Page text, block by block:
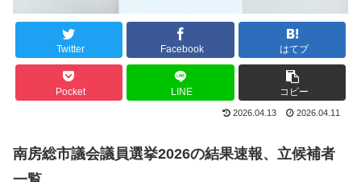
Twitter Facebook はてブ
Pocket LINE コピー
2026.04.13 2026.04.11
南房総市議会議員選挙2026の結果速報、立候補者